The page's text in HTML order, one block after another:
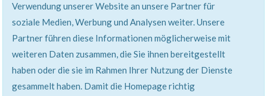
Verwendung unserer Website an unsere Partner für
soziale Medien, Werbung und Analysen weiter. Unsere
Partner führen diese Informationen möglicherweise mit
weiteren Daten zusammen, die Sie ihnen bereitgestellt
haben oder die sie im Rahmen Ihrer Nutzung der Dienste
gesammelt haben. Damit die Homepage richtig
Sie haben keinen Zugang zu diesem Bereich. Sie
werden automatisch weitergeleitet.